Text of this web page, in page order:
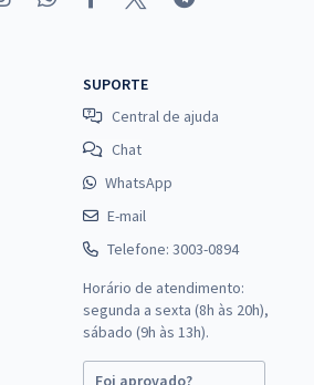
SUPORTE
Central de ajuda
Chat
WhatsApp
E-mail
Telefone: 3003-0894
Horário de atendimento:
segunda a sexta (8h às 20h),
sábado (9h às 13h).
Foi aprovado?